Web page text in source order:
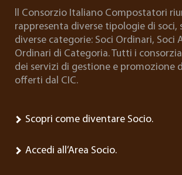
ll Consorzio Italiano Compostatori
rappresenta diverse tipologie di soci,
diverse categorie: Soci Ordinari, Soci
Ordinari di Categoria. Tutti i
dei servizi di gestione e promozione
offerti dal CIC.
Scopri come diventare Socio.
Accedi all’Area Socio.